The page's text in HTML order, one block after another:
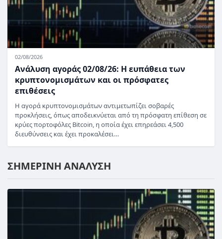
02/08/2026
Ανάλυση αγοράς 02/08/26: Η ευπάθεια των
κρυπτονομισμάτων και οι πρόσφατες
επιθέσεις
Η αγορά κρυπτονομισμάτων αντιμετωπίζει σοβαρές
προκλήσεις, όπως αποδεικνύεται από τη πρόσφατη επίθεση σε
κρύες πορτοφόλες Bitcoin, η οποία έχει επηρεάσει 4,500
διευθύνσεις και έχει προκαλέσει…
ΣΗΜΕΡΙΝΗ ΑΝΑΛΥΣΗ